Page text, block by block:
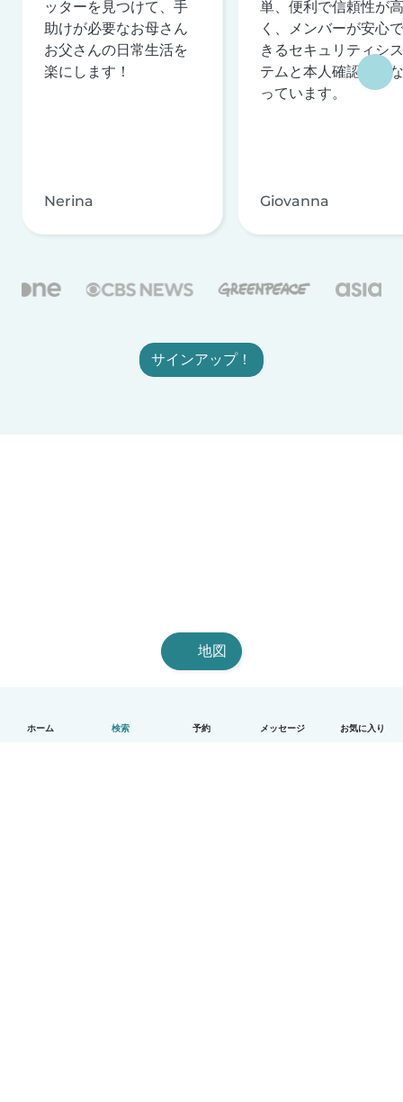
ホーム 検索 予約 メッセージ お気に入り
ッターを見つけて、手
助けが必要なお母さん
お父さんの日常生活を
楽にします！
Nerina
単、便利で信頼性が高
く、メンバーが安心で
きるセキュリティシス
テムと本人確認を行な
っています。
Giovanna
サインアップ！
地図